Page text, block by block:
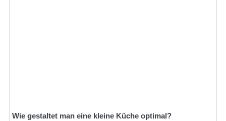
Wie gestaltet man eine kleine Küche optimal?